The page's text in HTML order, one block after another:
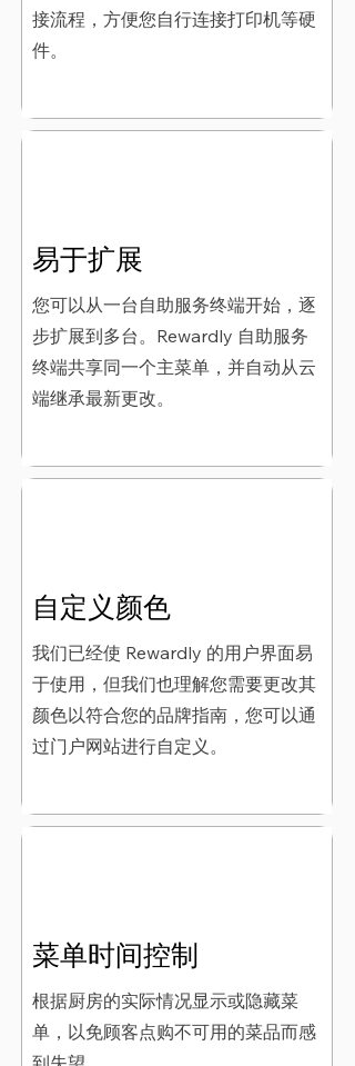
接流程，方便您自行连接打印机等硬
件。
易于扩展
您可以从一台自助服务终端开始，逐
步扩展到多台。Rewardly 自助服务
终端共享同一个主菜单，并自动从云
端继承最新更改。
自定义颜色
我们已经使 Rewardly 的用户界面易
于使用，但我们也理解您需要更改其
颜色以符合您的品牌指南，您可以通
过门户网站进行自定义。
菜单时间控制
根据厨房的实际情况显示或隐藏菜
单，以免顾客点购不可用的菜品而感